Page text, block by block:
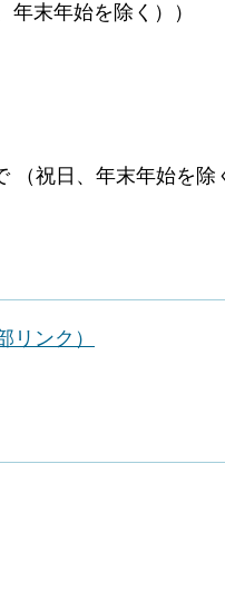
末年始を除く））
祝日、年末年始を除
ンク）